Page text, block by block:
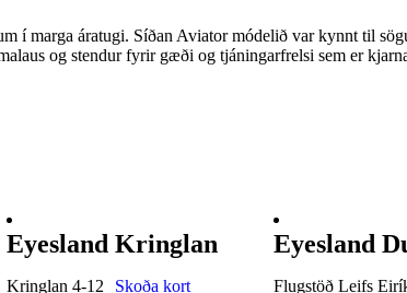
í marga áratugi. Síðan Aviator módelið var kynnt til
og stendur fyrir gæði og tjáningarfrelsi sem er
Eyesland Kringlan
Kringlan 4-12 Skoða kort
Eyesland
Flugstöð Leifs